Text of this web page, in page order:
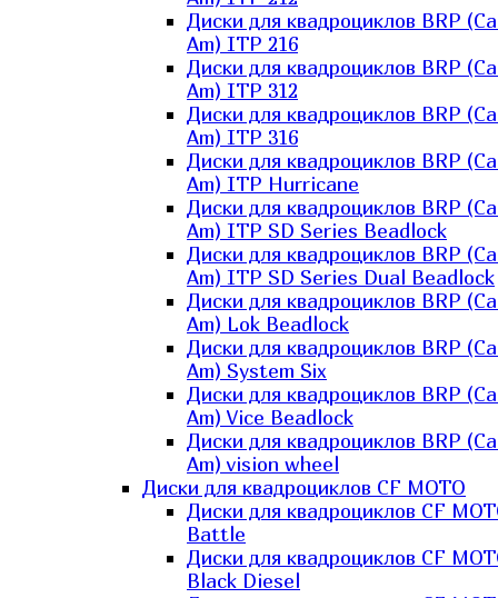
Диски для квадроциклов BRP
Am) ITP 216
Диски для квадроциклов BRP
Am) ITP 312
Диски для квадроциклов BRP
Am) ITP 316
Диски для квадроциклов BRP
Am) ITP Hurricane
Диски для квадроциклов BRP
Am) ITP SD Series Beadlock
Диски для квадроциклов BRP
Am) ITP SD Series Dual Beadlock
Диски для квадроциклов BRP
Am) Lok Beadlock
Диски для квадроциклов BRP
Am) System Six
Диски для квадроциклов BRP
Am) Vice Beadlock
Диски для квадроциклов BRP
Am) vision wheel
Диски для квадроциклов CF MOTO
Диски для квадроциклов CF
Battle
Диски для квадроциклов CF
Black Diesel